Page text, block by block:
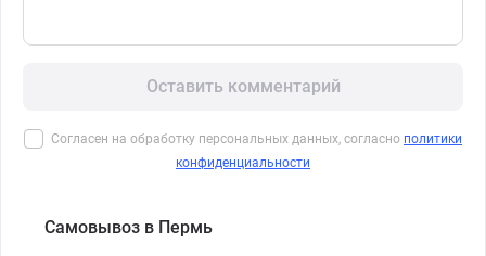
Оставить комментарий
Согласен на обработку персональных данных, согласно политики
конфиденциальности
Самовывоз в Пермь